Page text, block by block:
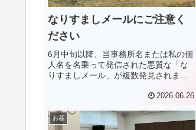
なりすましメールにご注意く
ださい
6月中旬以降、当事務所名または私の個
人名を名乗って発信された悪質な「な
りすましメール」が複数発見されまし
引先様が同じメールを受信したことは
ることがあれば一切無視して削除願い...
2026.06.26
お墓